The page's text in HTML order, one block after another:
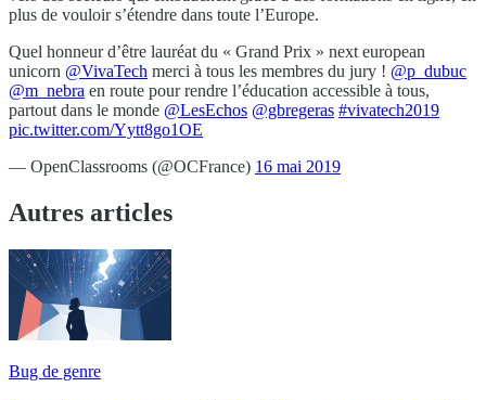
plus de vouloir s’étendre dans toute l’Europe.
Quel honneur d’être lauréat du « Grand Prix » next european
unicorn @VivaTech merci à tous les membres du jury ! @p_dubuc
@m_nebra en route pour rendre l’éducation accessible à tous,
partout dans le monde @LesEchos @gbregeras #vivatech2019
pic.twitter.com/Yytt8go1OE
— OpenClassrooms (@OCFrance) 16 mai 2019
Autres articles
Bug de genre